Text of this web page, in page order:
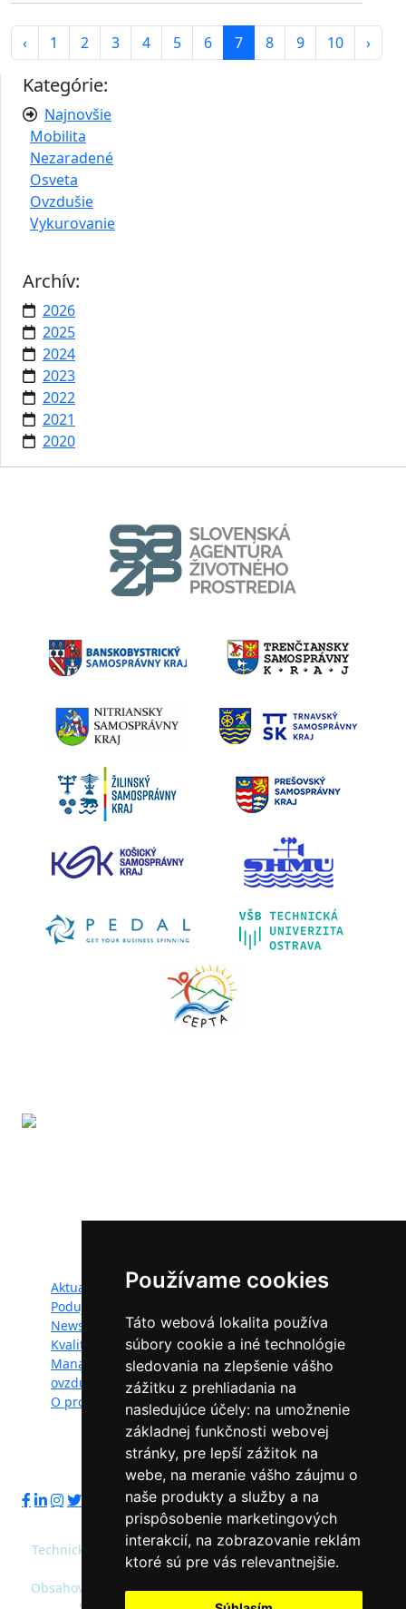
Používame cookies
Táto webová lokalita používa
súbory cookie a iné technológie
sledovania na zlepšenie vášho
zážitku z prehliadania na
nasledujúce účely: na umožnenie
základnej funkčnosti webovej
stránky, pre lepší zážitok na
webe, na meranie vášho záujmu o
naše produkty a služby a na
prispôsobenie marketingových
interakcií, na zobrazovanie reklám
ktoré sú pre vás relevantnejšie.
‹ 1 2 3 4 5 6 7 8 9 10 ›
Kategórie:
Najnovšie
Mobilita
Nezaradené
Osveta
Ovzdušie
Vykurovanie
Archív:
2026
2025
2024
2023
2022
2021
2020
Aktuality
Podujatia
Newsletter
Kvalita ovzdušia
Manažéri kvality
ovzdušia
O projekte
Dokumenty
Videogaléria
Kontakt
Ochrana osobných
údajov
Sledujte nás:
Technický prevádzkovateľ: Slovenská agentúra životného
prostredia
Obsahový správca: Ministerstvo životného prostredia SR,